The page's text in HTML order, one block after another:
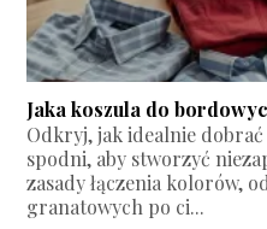
Jaka koszula do
Odkryj, jak idealnie
spodni, aby stworzyć
zasady łączenia kolorów,
granatowych po ci...